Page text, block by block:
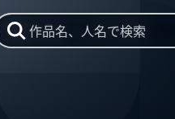
作品名、人名で検索